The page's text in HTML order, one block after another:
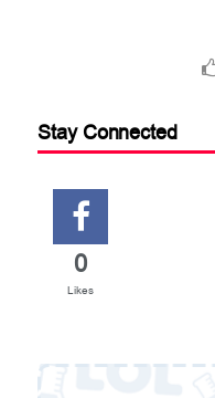
Stay Connected
0
Likes